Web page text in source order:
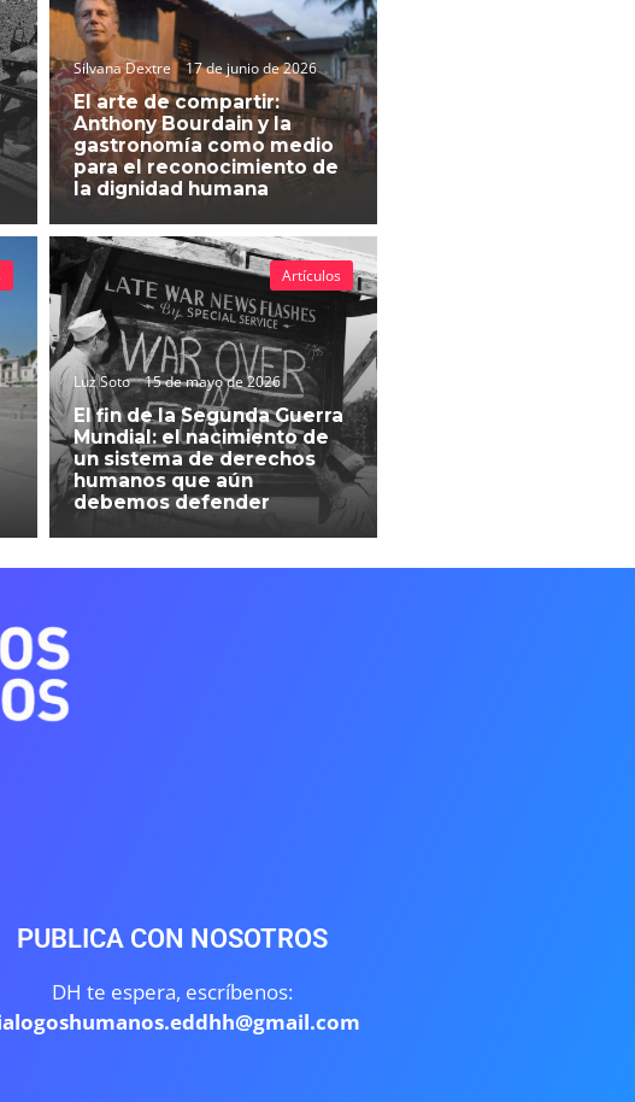
Silvana Dextre 17 de junio de 2026
El arte de compartir:
Anthony Bourdain y la
gastronomía como medio
para el reconocimiento de
la dignidad humana
Luz Soto 15 de mayo de 2026
El fin de la Segunda Guerra
Mundial: el nacimiento de
un sistema de derechos
humanos que aún
debemos defender
Artículos
PUBLICA CON NOSOTROS
DH te espera, escríbenos: